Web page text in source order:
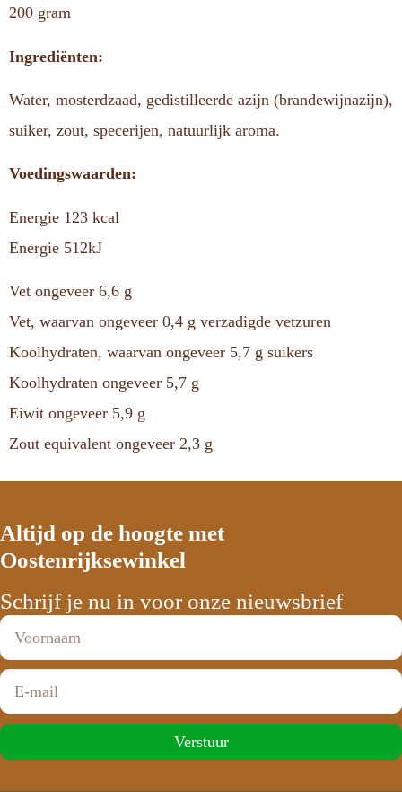
200 gram
Ingrediënten:
Water, mosterdzaad, gedistilleerde azijn (brandewijnazijn),
suiker, zout, specerijen, natuurlijk aroma.
Voedingswaarden:
Energie 123 kcal
Energie 512kJ
Vet ongeveer 6,6 g
Vet, waarvan ongeveer 0,4 g verzadigde vetzuren
Koolhydraten, waarvan ongeveer 5,7 g suikers
Koolhydraten ongeveer 5,7 g
Eiwit ongeveer 5,9 g
Zout equivalent ongeveer 2,3 g
Altijd op de hoogte met
Oostenrijksewinkel
Schrijf je nu in voor onze nieuwsbrief
Verstuur